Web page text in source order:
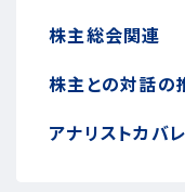
株主総会関連
株主との対話の
アナリストカバ